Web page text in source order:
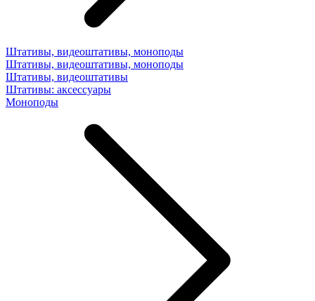
Штативы, видеоштативы, моноподы
Штативы, видеоштативы, моноподы
Штативы, видеоштативы
Штативы: аксессуары
Моноподы